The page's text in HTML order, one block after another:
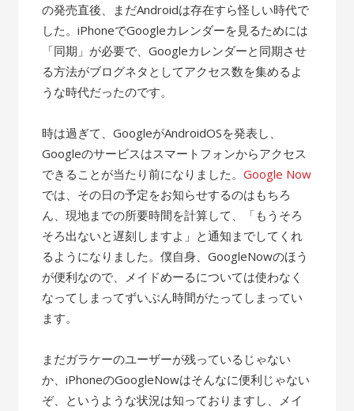
の発売直後、まだAndroidは存在すら怪しい時代で
した。iPhoneでGoogleカレンダーを見るためには
「同期」が必要で、Googleカレンダーと同期させ
る方法がブログネタとしてアクセス数を集めるよ
うな時代だったのです。
時は過ぎて、GoogleがAndroidOSを発表し、
Googleのサービスはスマートフォンからアクセス
できることが当たり前になりました。Google Now
では、その日の予定をお知らせするのはもちろ
ん、現地までの所要時間を計算して、「もうそろ
そろ出ないと遅刻しますよ」と通知までしてくれ
るようになりました。僕自身、GoogleNowのほう
が便利なので、メイドめーるについては使わなく
なってしまってずいぶん時間がたってしまってい
ます。
まだガラケーのユーザーが残っているじゃない
か、iPhoneのGoogleNowはそんなに便利じゃない
ぞ、というような状況は知っておりますし、メイ